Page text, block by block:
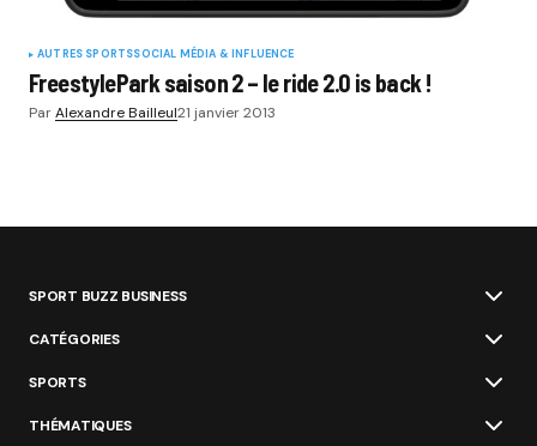
AUTRES SPORTSSOCIAL MÉDIA & INFLUENCE
FreestylePark saison 2 – le ride 2.0 is back !
ParAlexandre Bailleul21 janvier 2013
SPORT BUZZ BUSINESS
CATÉGORIES
SPORTS
THÉMATIQUES